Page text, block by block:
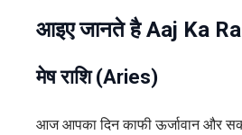
आइए जानते है Aaj Ka
मेष राशि (Aries)
आज आपका दिन काफी ऊर्जावान और